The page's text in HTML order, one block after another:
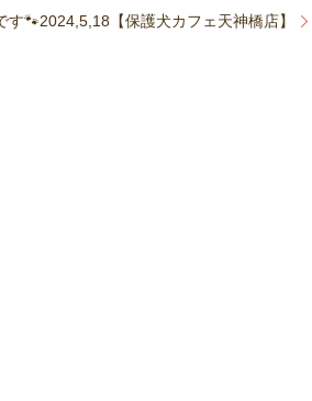
🐾2024,5,18【保護犬カフェ天神橋店】